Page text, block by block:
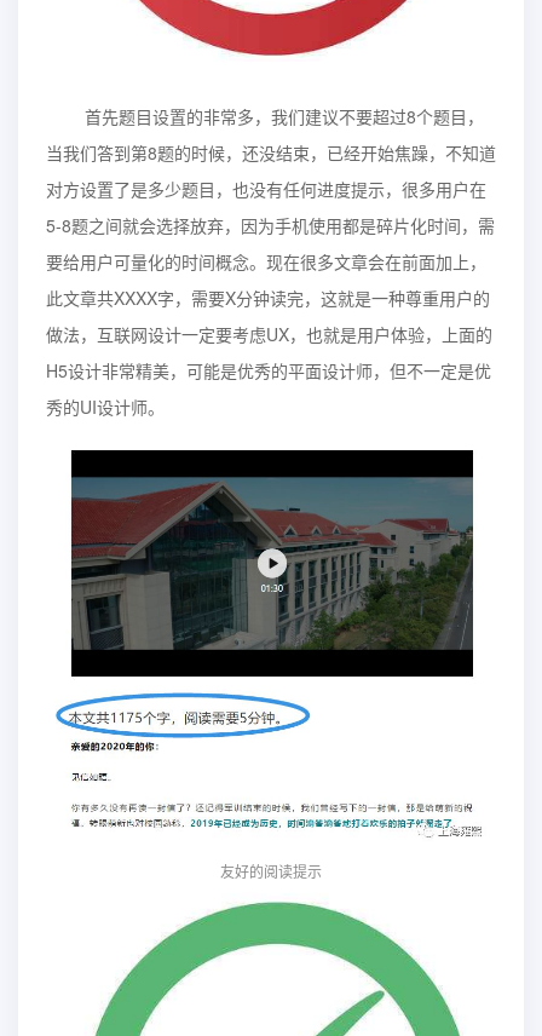
首先题目设置的非常多，我们建议不要超过8个题目，
当我们答到第8题的时候，还没结束，已经开始焦躁，不知道
对方设置了是多少题目，也没有任何进度提示，很多用户在
5-8题之间就会选择放弃，因为手机使用都是碎片化时间，需
要给用户可量化的时间概念。现在很多文章会在前面加上，
此文章共XXXX字，需要X分钟读完，这就是一种尊重用户的
做法，互联网设计一定要考虑UX，也就是用户体验，上面的
H5设计非常精美，可能是优秀的平面设计师，但不一定是优
秀的UI设计师。
友好的阅读提示